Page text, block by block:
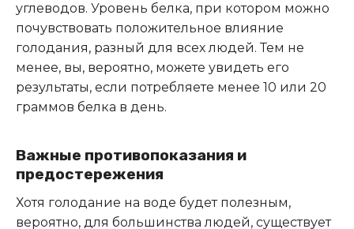
углеводов. Уровень белка, при котором можно
почувствовать положительное влияние
голодания, разный для всех людей. Тем не
менее, вы, вероятно, можете увидеть его
результаты, если потребляете менее 10 или 20
граммов белка в день.
Важные противопоказания и
предостережения
Хотя голодание на воде будет полезным,
вероятно, для большинства людей, существует